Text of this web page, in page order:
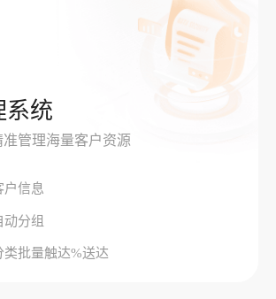
系统
管理海量客户资源
户信息
动分组
类批量触达%送达